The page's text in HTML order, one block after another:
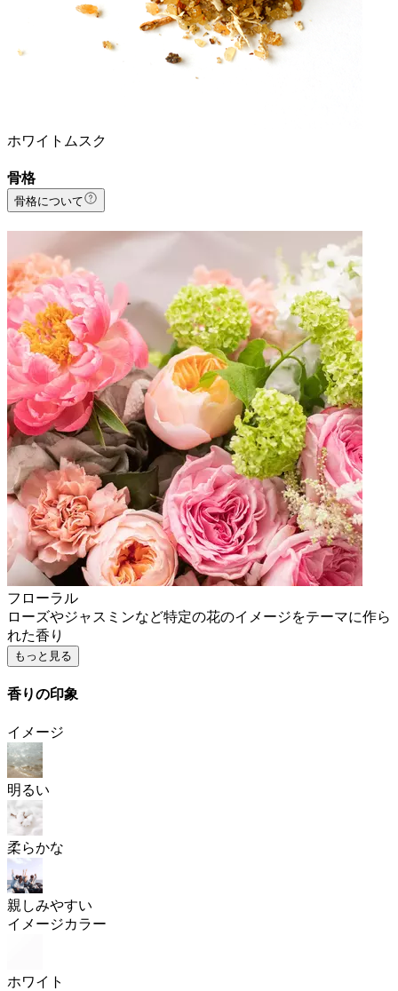
ホワイトムスク
骨格
骨格について
フローラル
ローズやジャスミンなど特定の花のイメージをテーマに作ら
れた香り
もっと見る
香りの印象
イメージ
明るい
柔らかな
親しみやすい
イメージカラー
ホワイト